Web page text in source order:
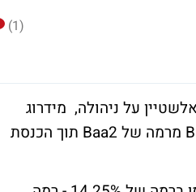
(1)
על ניהולה, מידרוג
הורידה היום (ד') את הדירוג לדיסקונט השקעות מקבוצת אי.די.בי ל-Baa3 מרמה של Baa2 תוך הכנסת